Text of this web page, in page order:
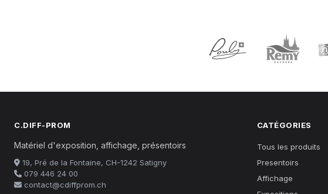
C.DIFF-PROM
Matériel d'exposition, affichage, présentoirs
19, Pré de la Fontaine, CH-1242 Satigny
079 446 24 00
contact@cdiffprom.ch
CATÉGORIES
Tous les produits
Presentoirs
Affichage